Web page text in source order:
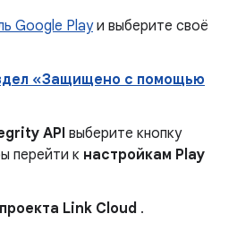
Google Playи выберите своё
«Защищено с помощью
API выберите кнопку
перейти к настройкам Play
проекта Link Cloud .